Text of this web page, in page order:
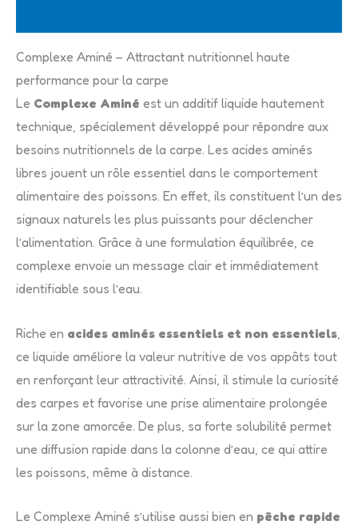
Complexe Aminé – Attractant nutritionnel haute
performance pour la carpe
Le Complexe Aminé est un additif liquide hautement
technique, spécialement développé pour répondre aux
besoins nutritionnels de la carpe. Les acides aminés
libres jouent un rôle essentiel dans le comportement
alimentaire des poissons. En effet, ils constituent l’un des
signaux naturels les plus puissants pour déclencher
l’alimentation. Grâce à une formulation équilibrée, ce
complexe envoie un message clair et immédiatement
identifiable sous l’eau.
Riche en acides aminés essentiels et non essentiels
ce liquide améliore la valeur nutritive de vos appâts tout
en renforçant leur attractivité. Ainsi, il stimule la curiosité
des carpes et favorise une prise alimentaire prolongée
sur la zone amorcée. De plus, sa forte solubilité permet
une diffusion rapide dans la colonne d’eau, ce qui attire
les poissons, même à distance.
Le Complexe Aminé s’utilise aussi bien en pêche rapide